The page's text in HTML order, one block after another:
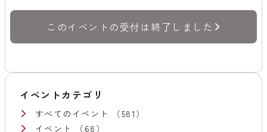
このイベントの受付は終了しました
イベントカテゴリ
すべてのイベント
（581）
イベント
（68）